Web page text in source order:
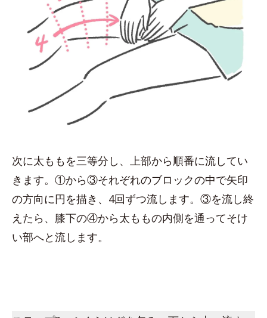
次に太ももを三等分し、上部から順番に流してい
きます。①から③それぞれのブロックの中で矢印
の方向に円を描き、4回ずつ流します。③を流し終
えたら、膝下の④から太ももの内側を通ってそけ
い部へと流します。